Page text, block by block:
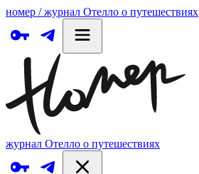
номер / журнал Отелло о путешествиях
журнал Отелло о путешествиях